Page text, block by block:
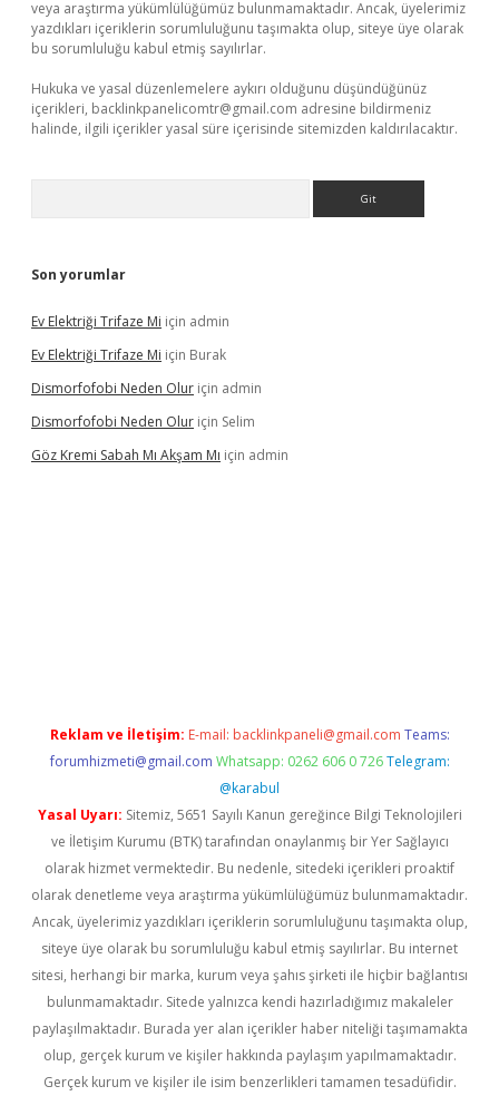
veya araştırma yükümlülüğümüz bulunmamaktadır. Ancak, üyelerimiz
yazdıkları içeriklerin sorumluluğunu taşımakta olup, siteye üye olarak
bu sorumluluğu kabul etmiş sayılırlar.
Hukuka ve yasal düzenlemelere aykırı olduğunu düşündüğünüz
içerikleri, backlinkpanelicomtr@gmail.com adresine bildirmeniz
halinde, ilgili içerikler yasal süre içerisinde sitemizden kaldırılacaktır.
Son yorumlar
Ev Elektriği Trifaze Mi için admin
Ev Elektriği Trifaze Mi için Burak
Dismorfofobi Neden Olur için admin
Dismorfofobi Neden Olur için Selim
Göz Kremi Sabah Mı Akşam Mı için admin
Reklam ve İletişim: E-mail: backlinkpaneli@gmail.com Teams:
forumhizmeti@gmail.com Whatsapp: 0262 606 0 726 Telegram:
@karabul
Yasal Uyarı: Sitemiz, 5651 Sayılı Kanun gereğince Bilgi Teknolojileri
ve İletişim Kurumu (BTK) tarafından onaylanmış bir Yer Sağlayıcı
olarak hizmet vermektedir. Bu nedenle, sitedeki içerikleri proaktif
olarak denetleme veya araştırma yükümlülüğümüz bulunmamaktadır.
Ancak, üyelerimiz yazdıkları içeriklerin sorumluluğunu taşımakta olup,
siteye üye olarak bu sorumluluğu kabul etmiş sayılırlar. Bu internet
sitesi, herhangi bir marka, kurum veya şahıs şirketi ile hiçbir bağlantısı
bulunmamaktadır. Sitede yalnızca kendi hazırladığımız makaleler
paylaşılmaktadır. Burada yer alan içerikler haber niteliği taşımamakta
olup, gerçek kurum ve kişiler hakkında paylaşım yapılmamaktadır.
Gerçek kurum ve kişiler ile isim benzerlikleri tamamen tesadüfidir.